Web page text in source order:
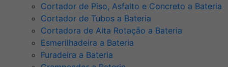
Cortador de Piso, Asfalto e Concreto a Bateria
Cortador de Tubos a Bateria
Cortadora de Alta Rotação a Bateria
Esmerilhadeira a Bateria
Furadeira a Bateria